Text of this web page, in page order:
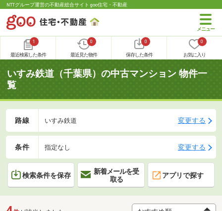
NTTグループ運営の不動産総合サイト goo住宅・不動産
1
最近検索した条件
0
最近見た物件
0
保存した条件
0
お気に入り
いすみ鉄道（千葉県）の中古マンション 物件一
覧
路線 いすみ鉄道 変更する
条件 指定なし 変更する
検索条件を保存
新着メールを受
取る
アプリで探す